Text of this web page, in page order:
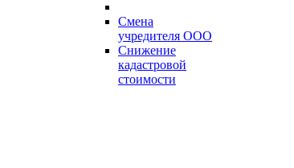
Смена
учредителя ООО
Снижение
кадастровой
стоимости